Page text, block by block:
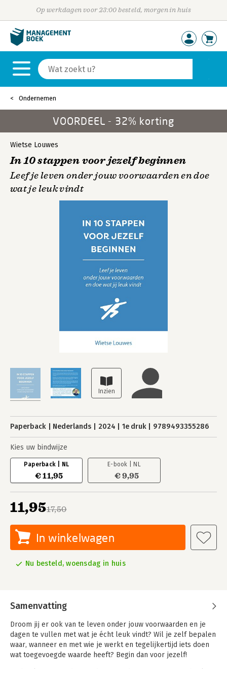
Op werkdagen voor 23:00 besteld, morgen in huis
Ondernemen
VOORDEEL - 32% korting
Wietse Louwes
In 10 stappen voor jezelf beginnen
Leef je leven onder jouw voorwaarden en doe
wat je leuk vindt
Paperback Nederlands 2024 1e druk 9789493355286
Kies uw bindwijze
Paperback | NL
€ 11,95
E-book | NL
€ 9,95
17,50
11,95
In winkelwagen
Nu besteld, woensdag in huis
Samenvatting
Droom jij er ook van te leven onder jouw voorwaarden en je
dagen te vullen met wat je écht leuk vindt? Wil je zelf bepalen
waar, wanneer en met wie je werkt en tegelijkertijd iets doen
wat toegevoegde waarde heeft? Begin dan voor jezelf!